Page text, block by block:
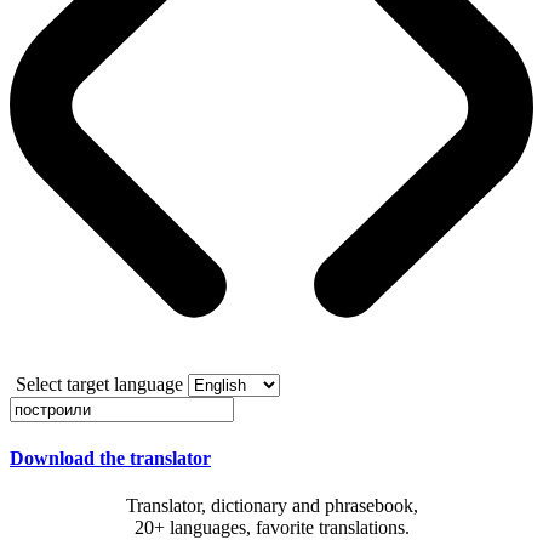
Select target language
Download the translator
Translator, dictionary and phrasebook,
20+ languages, favorite translations.